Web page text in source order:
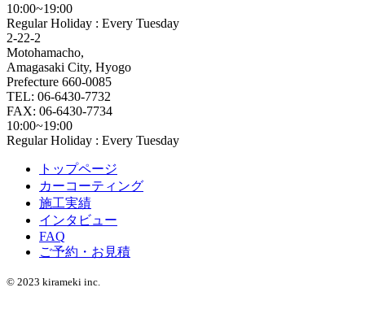
10:00~19:00
Regular Holiday : Every Tuesday
2-22-2
Motohamacho,
Amagasaki City, Hyogo
Prefecture 660-0085
TEL: 06-6430-7732
FAX: 06-6430-7734
10:00~19:00
Regular Holiday : Every Tuesday
トップページ
カーコーティング
施工実績
インタビュー
FAQ
ご予約・お見積
© 2023 kirameki inc.